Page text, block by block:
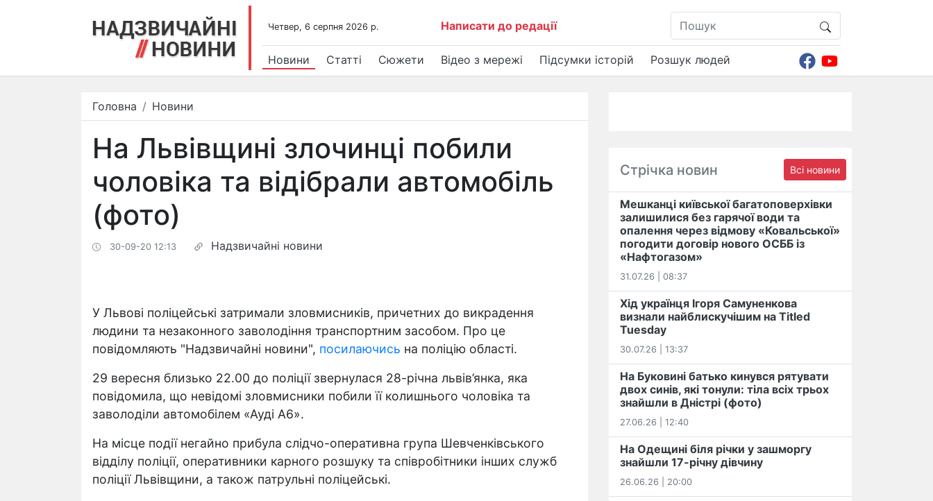
Четвер, 6 серпня 2026 р. Написати до редації
Новини Статті Сюжети Відео з мережі Підсумки історій Розшук людей
Головна Новини
На Львівщині злочинці побили
чоловіка та відібрали автомобіль
(фото)
30-09-20 12:13 Надзвичайні новини
У Львові поліцейські затримали зловмисників, причетних до викрадення
людини та незаконного заволодіння транспортним засобом. Про це
повідомляють "Надзвичайні новини", посилаючись на поліцію області.
29 вересня близько 22.00 до поліції звернулася 28-річна львів’янка, яка
повідомила, що невідомі зловмисники побили її колишнього чоловіка та
заволоділи автомобілем «Ауді А6».
На місце події негайно прибула слідчо-оперативна група Шевченківського
відділу поліції, оперативники карного розшуку та співробітники інших служб
поліції Львівщини, а також патрульні поліцейські.
Стрічка новин Всі новини
Мешканці київської багатоповерхівки
залишилися без гарячої води та
опалення через відмову «Ковальської»
погодити договір нового ОСББ із
«Нафтогазом»
31.07.26 | 08:37
Хід українця Ігоря Самуненкова
визнали найблискучішим на Titled
Tuesday
30.07.26 | 13:37
На Буковині батько кинувся рятувати
двох синів, які тонули: тіла всіх трьох
знайшли в Дністрі (фото)
27.06.26 | 12:40
На Одещині біля річки у зашморгу
знайшли 17-річну дівчину
26.06.26 | 20:00